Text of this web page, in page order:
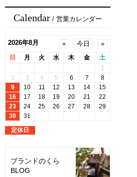
Calendar / 営業カレンダー
ブランドのくら
BLOG